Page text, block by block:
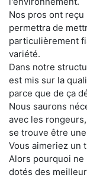
Nos pros ont
permettra de
particulièrement
variété.
Dans notre
est mis sur la
parce que de ça
Nous saurons
avec les
se trouve être
Vous aimeriez un
Alors pourquoi ne
dotés des